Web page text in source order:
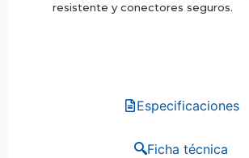
Especificaciones
Ficha técnica
resistente y conectores seguros.